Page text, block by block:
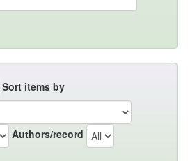
Sort items by
Authors/record